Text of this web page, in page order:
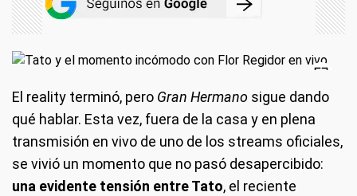
El reality terminó, pero Gran Hermano sigue dando
qué hablar. Esta vez, fuera de la casa y en plena
transmisión en vivo de uno de los streams oficiales,
se vivió un momento que no pasó desapercibido:
una evidente tensión entre Tato, el reciente